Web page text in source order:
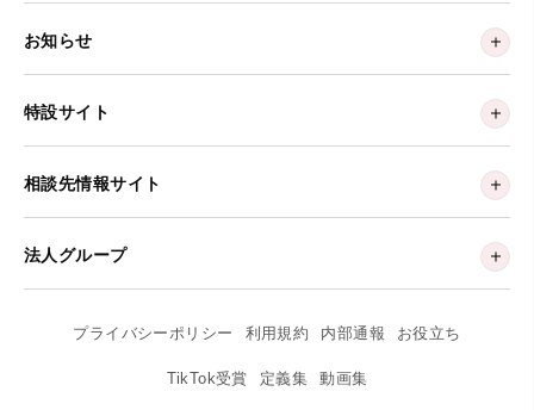
お知らせ
特設サイト
相談先情報サイト
法人グループ
プライバシーポリシー 利用規約 内部通報 お役立ち
TikTok受賞 定義集 動画集